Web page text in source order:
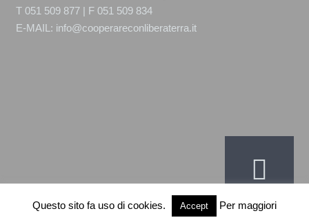
T 051 509 877 | F 051 509 834
E-MAIL: info@cooperareconliberaterra.it
Questo sito fa uso di cookies. Accept Per maggiori